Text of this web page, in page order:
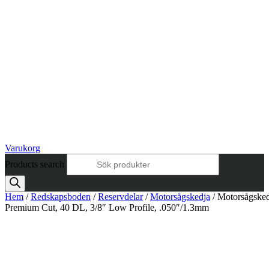
Varukorg
Products search
Hem /Redskapsboden /Reservdelar/Motorsågskedja /
Premium Cut, 40 DL, 3/8″ Low Profile, .050″/1.3mm